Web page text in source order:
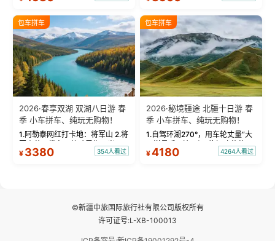
绝美瞬间。 赛湖坦克300跟车视
频：专业摄影师...
瓦人最大村落——禾木村，欣赏
晨雾与小木...
包车拼车
2026·春享双湖 双湖八日游 春
季 小车拼车、纯玩无购物！
1.阿勒泰网红打卡地：将军山 2.将
军山落日缆车，体验雪都风光 3.
将军山，夕阳派对，蹦迪party 4.
¥ 3380 354人看过
包车拼车
2026·秘境疆途 北疆十日游 春
季 小车拼车、纯玩无购物！
1.自驾环湖270°，用车轮丈量“大
西洋最后一滴眼泪”的极致蔚蓝，
让雪山、花海与深邃湖水在转弯
¥4180 4264人看过
©新疆中旅国际旅行社有限公司版权所有
许可证号:L-XB-100013